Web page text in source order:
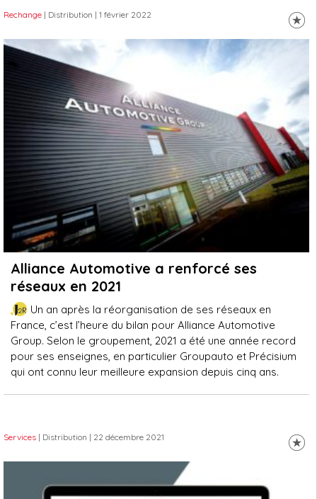
Rechange | Distribution | 1 février 2022
Alliance Automotive a renforcé ses
réseaux en 2021
Un an après la réorganisation de ses réseaux en
France, c’est l’heure du bilan pour Alliance Automotive
Group. Selon le groupement, 2021 a été une année record
pour ses enseignes, en particulier Groupauto et Précisium
qui ont connu leur meilleure expansion depuis cinq ans.
Services | Distribution | 22 décembre 2021